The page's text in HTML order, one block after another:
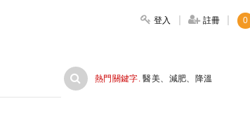
登入 註冊 0
熱門關鍵字. 醫美、 減肥、 降溫